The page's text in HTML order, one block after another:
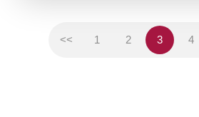
<< 1 2 3 4